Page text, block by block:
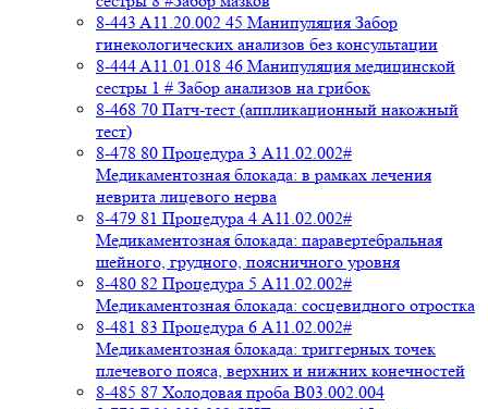
8-443 A11.20.002 45 Манипуляция Забор
гинекологических анализов без консультации
8-444 A11.01.018 46 Манипуляция медицинской
сестры 1 # Забор анализов на грибок
8-468 70 Патч-тест (аппликационный накожный
тест)
8-478 80 Процедура 3 A11.02.002#
Медикаментозная блокада: в рамках лечения
неврита лицевого нерва
8-479 81 Процедура 4 A11.02.002#
Медикаментозная блокада: паравертебральная
шейного, грудного, поясничного уровня
8-480 82 Процедура 5 A11.02.002#
Медикаментозная блокада: сосцевидного отростка
8-481 83 Процедура 6 A11.02.002#
Медикаментозная блокада: триггерных точек
плечевого пояса, верхних и нижних конечностей
8-485 87 Холодовая проба В03.002.004